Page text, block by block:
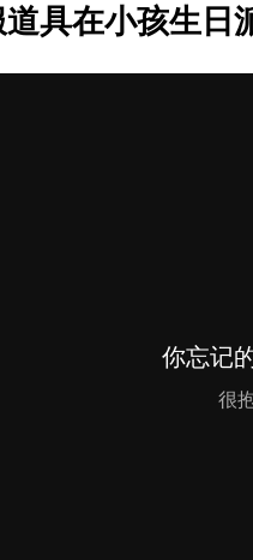
具在小孩生日